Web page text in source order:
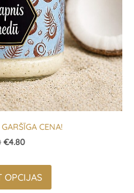
CENA!
€4.80
OPCIJAS